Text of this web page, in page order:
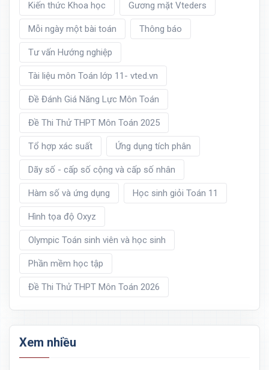
Kiến thức Khoa học Gương mặt Vteders
Mỗi ngày một bài toán Thông báo
Tư vấn Hướng nghiệp
Tài liệu môn Toán lớp 11- vted.vn
Đề Đánh Giá Năng Lực Môn Toán
Đề Thi Thử THPT Môn Toán 2025
Tổ hợp xác suất Ứng dụng tích phân
Dãy số - cấp số cộng và cấp số nhân
Hàm số và ứng dụng Học sinh giỏi Toán 11
Hình tọa độ Oxyz
Olympic Toán sinh viên và học sinh
Phần mềm học tập
Đề Thi Thử THPT Môn Toán 2026
Xem nhiều